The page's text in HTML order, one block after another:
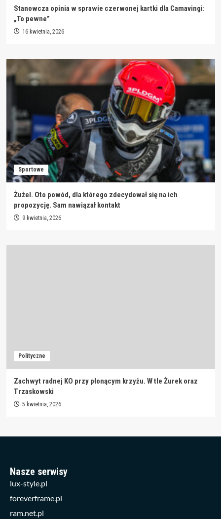
Stanowcza opinia w sprawie czerwonej kartki dla Camavingi:
„To pewne”
16 kwietnia, 2026
Sportowe
Żużel. Oto powód, dla którego zdecydował się na ich
propozycję. Sam nawiązał kontakt
9 kwietnia, 2026
Polityczne
Zachwyt radnej KO przy płonącym krzyżu. W tle Żurek oraz
Trzaskowski
5 kwietnia, 2026
Nasze serwisy
lux-style.pl
foreverframe.pl
ram.net.pl